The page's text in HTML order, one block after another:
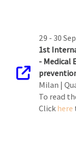
29 - 30
1st
- Medical
Milan |
To read
Clickhere